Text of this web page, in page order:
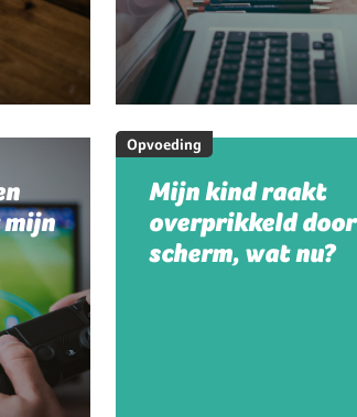
Opvoeding
Mijn kind raakt
overprikkeld
scherm, wat nu?